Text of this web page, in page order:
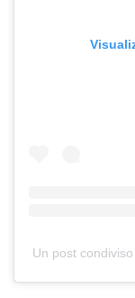
Un post